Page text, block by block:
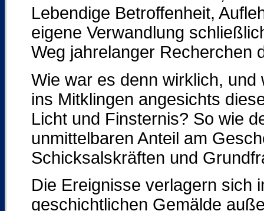
Lebendige Betroffenheit,
eigene Verwandlung
Weg jahrelanger Recherchen
Wie war es denn wirklich,
ins Mitklingen angesichts
Licht und Finsternis? So wie
unmittelbaren Anteil am
Schicksalskräften und
Die Ereignisse verlagern sich
geschichtlichen Gemälde